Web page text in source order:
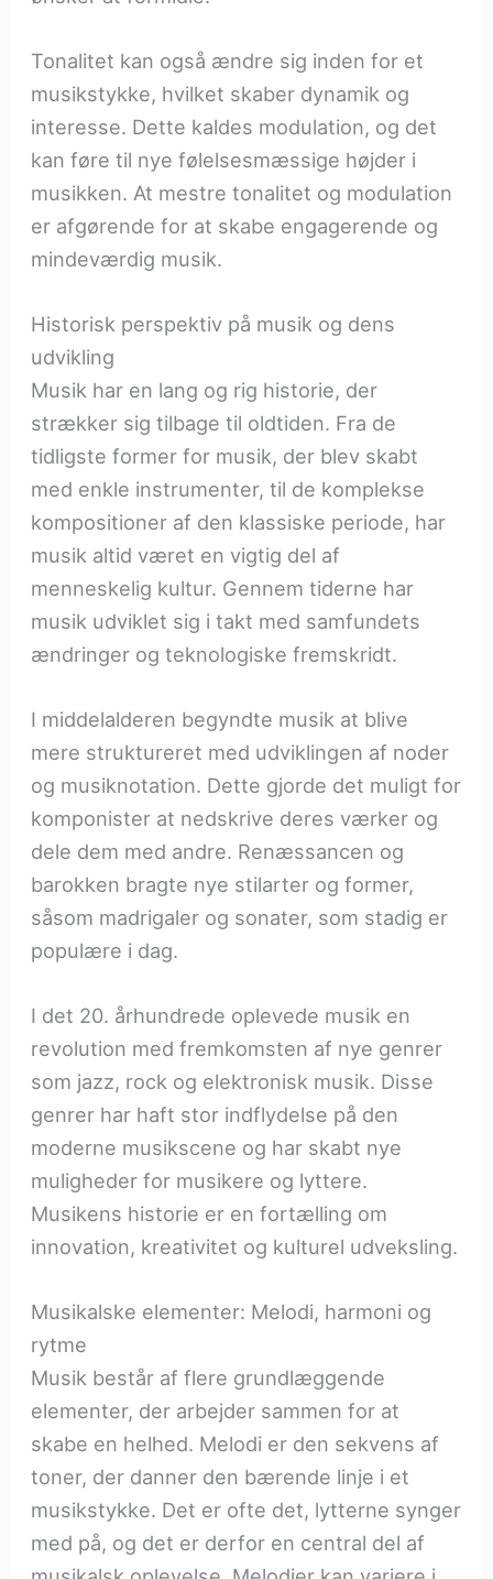
Tonalitet kan også ændre sig inden for et
musikstykke, hvilket skaber dynamik og
interesse. Dette kaldes modulation, og det
kan føre til nye følelsesmæssige højder i
musikken. At mestre tonalitet og modulation
er afgørende for at skabe engagerende og
mindeværdig musik.
Historisk perspektiv på musik og dens
udvikling
Musik har en lang og rig historie, der
strækker sig tilbage til oldtiden. Fra de
tidligste former for musik, der blev skabt
med enkle instrumenter, til de komplekse
kompositioner af den klassiske periode, har
musik altid været en vigtig del af
menneskelig kultur. Gennem tiderne har
musik udviklet sig i takt med samfundets
ændringer og teknologiske fremskridt.
I middelalderen begyndte musik at blive
mere struktureret med udviklingen af noder
og musiknotation. Dette gjorde det muligt for
komponister at nedskrive deres værker og
dele dem med andre. Renæssancen og
barokken bragte nye stilarter og former,
såsom madrigaler og sonater, som stadig er
populære i dag.
I det 20. århundrede oplevede musik en
revolution med fremkomsten af nye genrer
som jazz, rock og elektronisk musik. Disse
genrer har haft stor indflydelse på den
moderne musikscene og har skabt nye
muligheder for musikere og lyttere.
Musikens historie er en fortælling om
innovation, kreativitet og kulturel udveksling.
Musikalske elementer: Melodi, harmoni og
rytme
Musik består af flere grundlæggende
elementer, der arbejder sammen for at
skabe en helhed. Melodi er den sekvens af
toner, der danner den bærende linje i et
musikstykke. Det er ofte det, lytterne synger
med på, og det er derfor en central del af